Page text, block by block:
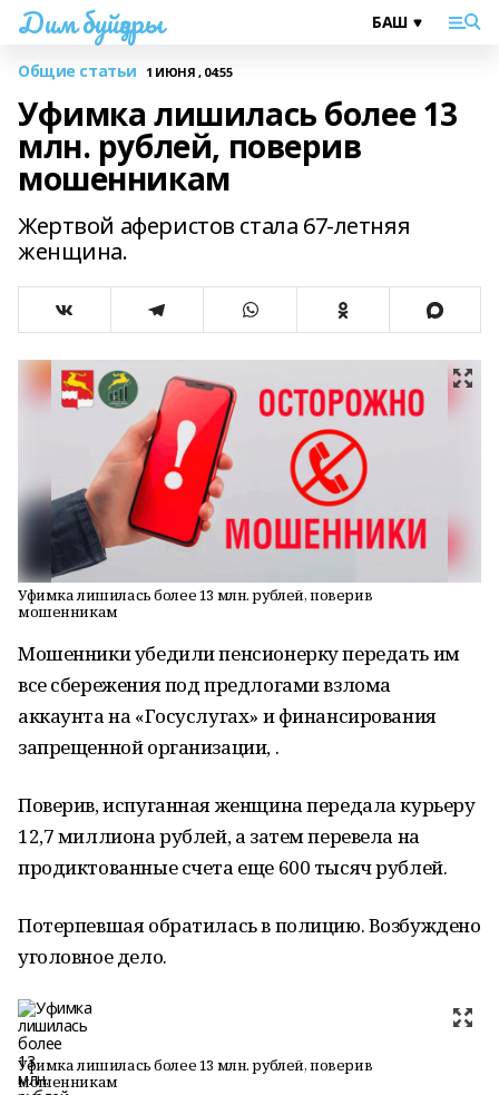
Дим буйҙары
Общие статьи 1 ИЮНЯ , 04:55
Уфимка лишилась более 13
млн. рублей, поверив
мошенникам
Жертвой аферистов стала 67-летняя
женщина.
Уфимка лишилась более 13 млн. рублей, поверив
мошенникам
Мошенники убедили пенсионерку передать им
все сбережения под предлогами взлома
аккаунта на «Госуслугах» и финансирования
запрещенной организации, .
Поверив, испуганная женщина передала курьеру
12,7 миллиона рублей, а затем перевела на
продиктованные счета еще 600 тысяч рублей.
Потерпевшая обратилась в полицию. Возбуждено
уголовное дело.
Уфимка лишилась более 13 млн. рублей, поверив
мошенникам